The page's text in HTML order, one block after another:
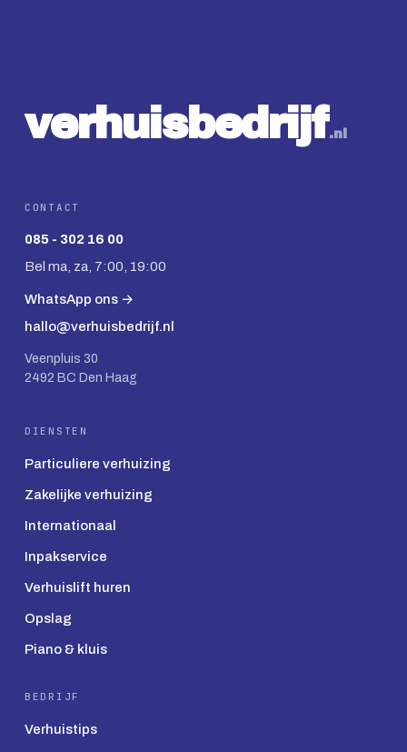
verhuisbed rijf .nl
CONTACT
085 - 302 16 00
Bel ma, za, 7:00, 19:00
WhatsApp ons →
hallo@verhuisbedrijf.nl
Veenpluis 30
2492 BC Den Haag
DIENSTEN
Particuliere verhuizing
Zakelijke verhuizing
Internationaal
Inpakservice
Verhuislift huren
Opslag
Piano & kluis
BEDRIJF
Verhuistips